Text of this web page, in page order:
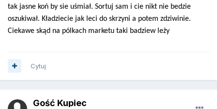
tak jasne koń by sie uśmiał. Sortuj sam i cie nikt nie bedzie
oszukiwał. Kładziecie jak leci do skrzyni a potem zdziwinie.
Ciekawe skąd na pólkach marketu taki badziew leży
Cytuj
Gość Kupiec